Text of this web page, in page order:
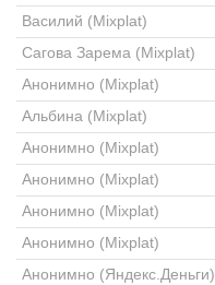
Василий (Mixplat)
Сагова Зарема (Mixplat)
Анонимно (Mixplat)
Альбина (Mixplat)
Анонимно (Mixplat)
Анонимно (Mixplat)
Анонимно (Mixplat)
Анонимно (Mixplat)
Анонимно (Яндекс.Деньги)